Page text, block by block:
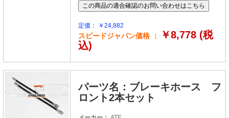
定価： ￥24,882
スピードジャパン価格 ：
￥8,778 (税
込)
パーツ名：ブレーキホース フ
ロント2本セット